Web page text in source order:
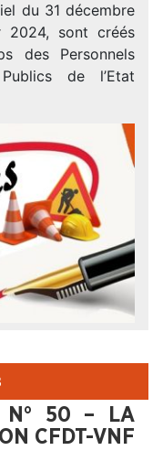
du 31 décembre
sont créés
des Personnels
de l’Etat
N° 50 – LA
CFDT-VNF